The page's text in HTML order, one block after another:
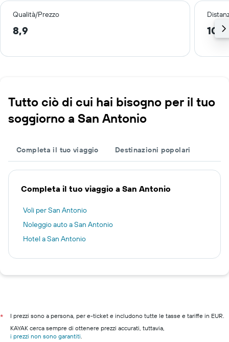
Qualità/Prezzo
8,9
Tutto ciò di cui hai bisogno per il tuo
soggiorno a San Antonio
Completa il tuo viaggio Destinazioni popolari
Completa il tuo viaggio a San Antonio
Voli per San Antonio
Noleggio auto a San Antonio
Hotel a San Antonio
*
I prezzi sono a persona, per e-ticket e includono tutte le tasse e tariffe in EUR.
KAYAK cerca sempre di ottenere prezzi accurati, tuttavia,
i prezzi non sono garantiti.